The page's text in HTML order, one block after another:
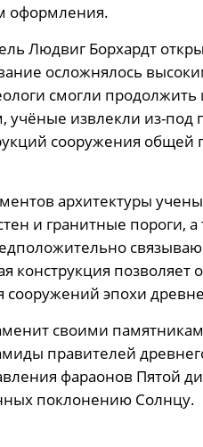
оформления.
Людвиг Борхардт
осложнялось
смогли
извлекли из-под
сооружения
архитектуры
и гранитные пороги,
конструкция позволяет
эпохи
своими
правителей
фараонов Пятой
поклонению Солнцу.